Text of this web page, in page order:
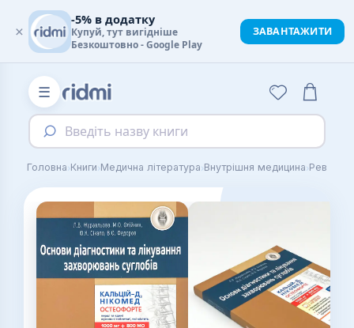
☰
Введіть назву книги
Головна›Книги›Медична література›Внутрішня медицина›
×
-5% в додатку
Купуй, тут вигідніше
Безкоштовно - Google Play
ЗАВАНТАЖИТИ